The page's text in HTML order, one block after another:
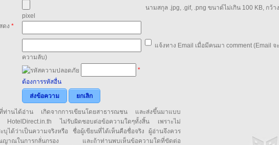
นามสกุล .jpg, .gif, .png ขนาด์ไม่เกิน 100 KB, กว้า
pixel
ดง *
แจ้งทาง Email เมื่อมีคนมา comment (Email จ
ความลับ)
*
ต้องการรหัสอื่น
ส่งข้อความ
ยกเลิก
ท่านได้อ่าน เกิดจากการเขียนโดยสาธารณชน และส่งขึ้นมาแบบ
HotelDirect.in.th ไม่รับผิดชอบต่อข้อความใดๆทั้งสิ้น เพราะไม่
ะบุได้ว่าเป็นความจริงหรือ ชื่อผู้เขียนที่ได้เห็นคือชื่อจริง ผู้อ่านจึงควร
ญาณในการกลั่นกรอง และถ้าท่านพบเห็นข้อความใดที่ขัดต่อ